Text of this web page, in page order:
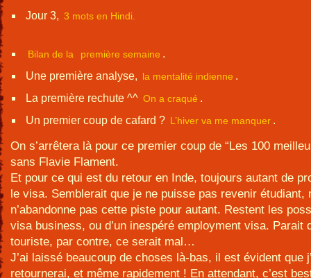
Jour 3, 3 mots en Hindi.
Bilan de la première semaine .
Une première analyse, la mentalité indienne .
La première rechute ^^ On a craqué .
Un premier coup de cafard ? L’hiver va me manquer .
On s’arrêtera là pour ce premier coup de “Les 100
sans Flavie Flament.
Et pour ce qui est du retour en Inde, toujours autant de
le visa. Semblerait que je ne puisse pas revenir étudiant,
n’abandonne pas cette piste pour autant. Restent les
visa business, ou d’un inespéré employment visa. Parait
touriste, par contre, ce serait mal…
J’ai laissé beaucoup de choses là-bas, il est évident que
retournerai, et même rapidement ! En attendant, c’est